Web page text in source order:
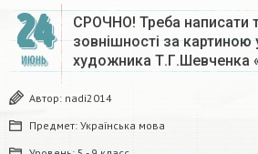
24
ИЮНЬ
СРОЧНО! Треба написати
зовнішності за картиною
художника Т.Г.Шевченка
Автор: nadi2014
Предмет: Українська мова